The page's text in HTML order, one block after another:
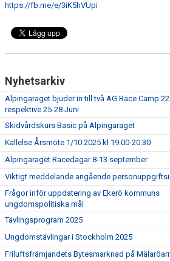
https://fb.me/e/3iK5hVUpi
Nyhetsarkiv
Alpingaraget bjuder in till två AG Race Camp
respektive 25-28 Juni
Skidvårdskurs Basic på Alpingaraget
Kallelse Årsmöte 1/10 2025 kl 19.00-20.30
Alpingaraget Racedagar 8-13 september
Viktigt meddelande angående
Frågor inför uppdatering av Ekerö kommuns
ungdomspolitiska mål
Tävlingsprogram 2025
Ungdomstävlingar i Stockholm 2025
Friluftsfrämjandets Bytesmarknad på